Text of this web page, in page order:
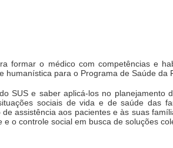
formar o médico com competências e
humanística para o Programa de Saúde da
SUS e saber aplicá-los no planejamento
sociais de vida e de saúde das
assistência aos pacientes e às suas
o controle social em busca de soluções